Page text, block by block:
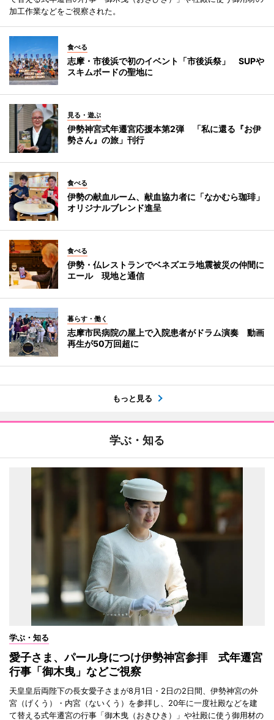
加工作業などをご視察された。
食べる
志摩・市後浜で初のイベント「市後浜祭」 SUPや
スキムボードの聖地に
見る・遊ぶ
伊勢神宮式年遷宮応援本第2弾 「私に還る『お伊
勢さん』の旅」刊行
食べる
伊勢の献血ルーム、献血協力者に「なかむら珈琲」
オリジナルブレンド進呈
食べる
伊勢・仏レストランでベネズエラ地震被災の仲間に
エール 現地と通信
暮らす・働く
志摩市民病院の屋上で入院患者がドラム演奏 動画
再生が50万回超に
もっと見る
学ぶ・知る
学ぶ・知る
愛子さま、パール身につけ伊勢神宮参拝 式年遷宮
行事「御木曳」などご視察
天皇皇后両陛下の長女愛子さまが8月1日・2日の2日間、伊勢神宮の外
宮（げくう）・内宮（ないくう）を参拝し、20年に一度社殿などを建
て替える式年遷宮の行事「御木曳（おきひき）」や社殿に使う御用材の